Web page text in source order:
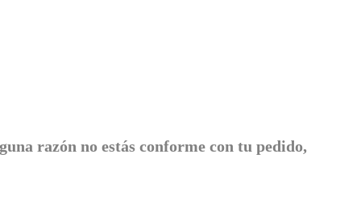
razón no estás conforme con tu pedido,